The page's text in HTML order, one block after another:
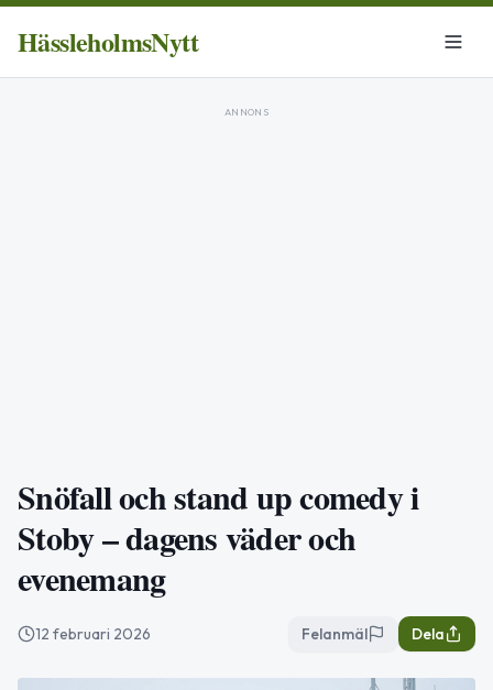
HässleholmsNytt
ANNONS
Snöfall och stand up comedy i
Stoby – dagens väder och
evenemang
12 februari 2026 Felanmäl Dela